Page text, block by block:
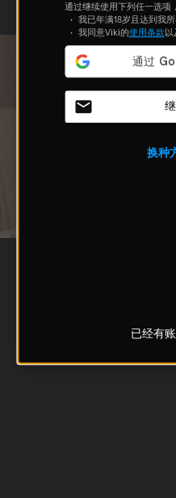
通过继续使用下列任一选项
我已年满18岁且达到我
我同意Viki的使用条款以
换种
已经有